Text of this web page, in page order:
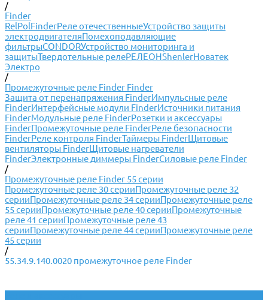
/
Finder
RelPolFinderРеле отечественныеУстройство защиты
электродвигателяПомехоподавляющие
фильтрыCONDORУстройство мониторинга и
защитыТвердотельные релеРЕЛЕОНShenlerНоватек
Электро
/
Промежуточные реле Finder Finder
Защита от перенапряжения FinderИмпульсные реле
FinderИнтерфейсные модули FinderИсточники питания
FinderМодульные реле FinderРозетки и аксессуары
FinderПромежуточные реле FinderРеле безопасности
FinderРеле контроля FinderТаймеры FinderЩитовые
вентиляторы FinderЩитовые нагреватели
FinderЭлектронные диммеры FinderСиловые реле Finder
/
Промежуточные реле Finder 55 серии
Промежуточные реле 30 серииПромежуточные реле 32
серииПромежуточные реле 34 серииПромежуточные реле
55 серииПромежуточные реле 40 серииПромежуточные
реле 41 серииПромежуточные реле 43
серииПромежуточные реле 44 серииПромежуточные реле
45 серии
/
55.34.9.140.0020 промежуточное реле Finder